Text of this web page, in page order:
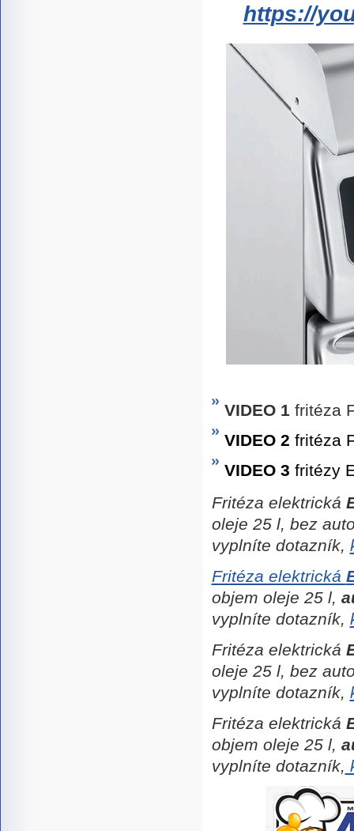
https://
VIDEO 1 fritéza
VIDEO 2 fritéza
VIDEO 3 fritézy
Fritéza elektrická
oleje 25 l, bez
vyplníte dotazník,
Fritéza elektrická
objem oleje 25 l,
vyplníte dotazník,
Fritéza elektrická
oleje 25 l, bez
vyplníte dotazník,
Fritéza elektrická
objem oleje 25 l,
vyplníte dotazník,